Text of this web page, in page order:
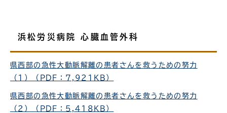
浜松労災病院 心臓血管外科
県西部の急性大動脈解離の患者さんを救うための努力
（1）（PDF：7,921KB）
県西部の急性大動脈解離の患者さんを救うための努力
（2）（PDF：5,418KB）